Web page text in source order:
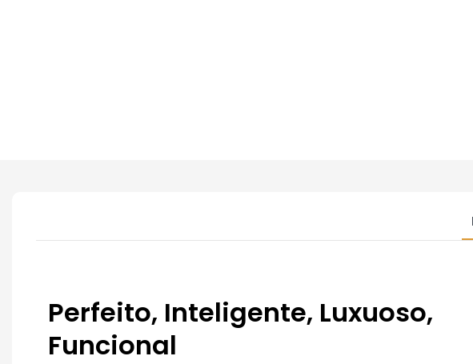
Perfeito, Inteligente, Luxuoso,
Funcional